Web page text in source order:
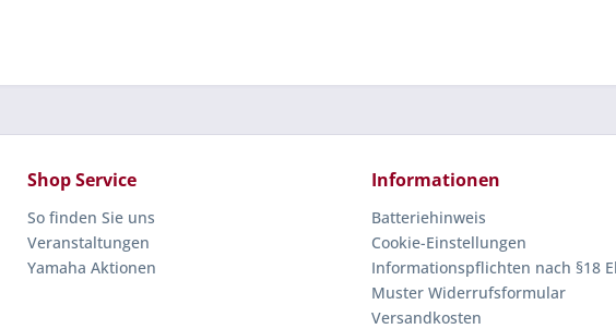
Shop Service
So finden Sie uns
Veranstaltungen
Yamaha Aktionen
Informationen
Batteriehinweis
Cookie-Einstellungen
Informationspflichten nach §18
Muster Widerrufsformular
Versandkosten